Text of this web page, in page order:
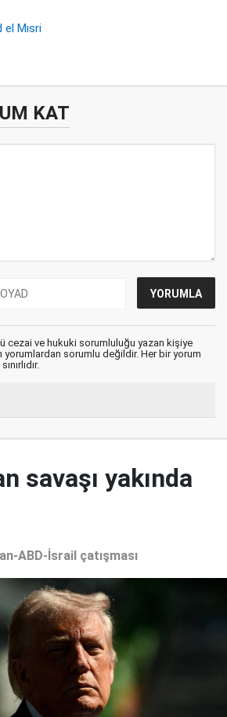
el Mısri
KAT
cezai ve hukuki sorumluluğu yazan kişiye
yorumlardan sorumlu değildir. Her bir yorum
savaşı yakında
ABD-İsrail çatışması